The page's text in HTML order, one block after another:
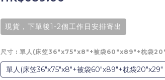
現貨，下單後1-2個工作日安排寄出
尺寸 : 單人(床笠36"x75"x8"+被袋60"x89"+枕袋
單人(床笠36"x75"x8"+被袋60"x89"+枕袋20"x29"